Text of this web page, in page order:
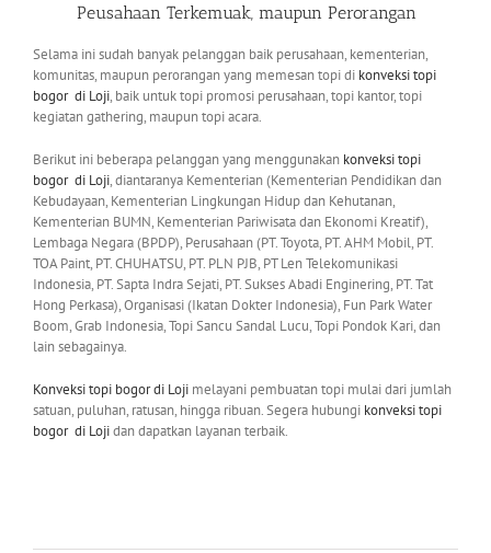
Peusahaan Terkemuak, maupun Perorangan
Selama ini sudah banyak pelanggan baik perusahaan, kementerian,
komunitas, maupun perorangan yang memesan topi di konveksi topi
bogor di Loji, baik untuk topi promosi perusahaan, topi kantor, topi
kegiatan gathering, maupun topi acara.
Berikut ini beberapa pelanggan yang menggunakan konveksi topi
bogor di Loji, diantaranya Kementerian (Kementerian Pendidikan dan
Kebudayaan, Kementerian Lingkungan Hidup dan Kehutanan,
Kementerian BUMN, Kementerian Pariwisata dan Ekonomi Kreatif),
Lembaga Negara (BPDP), Perusahaan (PT. Toyota, PT. AHM Mobil, PT.
TOA Paint, PT. CHUHATSU, PT. PLN PJB, PT Len Telekomunikasi
Indonesia, PT. Sapta Indra Sejati, PT. Sukses Abadi Enginering, PT. Tat
Hong Perkasa), Organisasi (Ikatan Dokter Indonesia), Fun Park Water
Boom, Grab Indonesia, Topi Sancu Sandal Lucu, Topi Pondok Kari, dan
lain sebagainya.
Konveksi topi bogordi Loji melayani pembuatan topi mulai dari jumlah
satuan, puluhan, ratusan, hingga ribuan. Segera hubungi konveksi topi
bogor di Lojidan dapatkan layanan terbaik.